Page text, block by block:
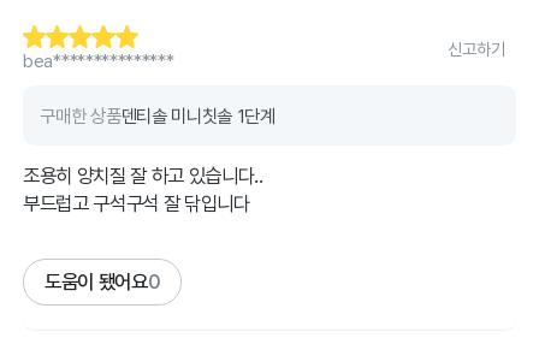
bea***************
신고하기
구매한 상품덴티솔 미니칫솔 1단계
조용히 양치질 잘 하고 있습니다..
부드럽고 구석구석 잘 닦입니다
도움이 됐어요0